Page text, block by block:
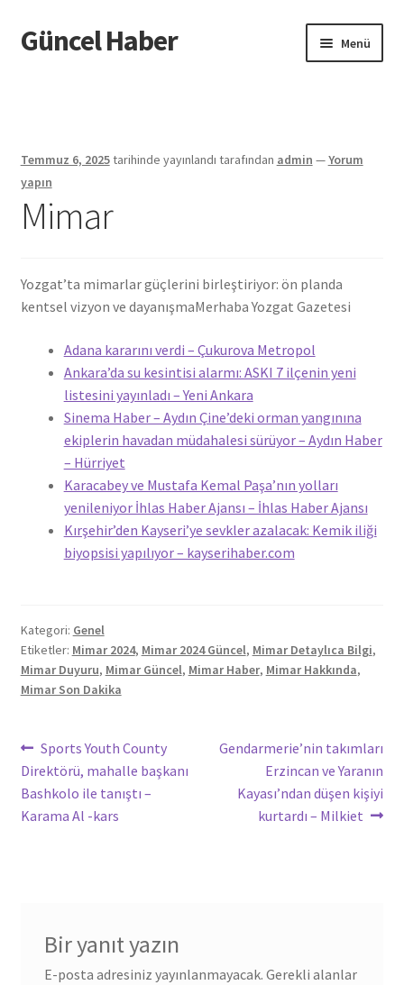
Dolaşıma
geç
İçeriğe
geç
Güncel Haber Menü
Temmuz 6, 2025tarihinde yayınlandı tarafından admin —Yorum
yapın
Mimar
Yozgat’ta mimarlar güçlerini birleştiriyor: ön planda
kentsel vizyon ve dayanışmaMerhaba Yozgat Gazetesi
Adana kararını verdi – Çukurova Metropol
Ankara’da su kesintisi alarmı: ASKI 7 ilçenin yeni
listesini yayınladı – Yeni Ankara
Sinema Haber – Aydın Çine’deki orman yangınına
ekiplerin havadan müdahalesi sürüyor – Aydın Haber
– Hürriyet
Karacabey ve Mustafa Kemal Paşa’nın yolları
yenileniyor İhlas Haber Ajansı – İhlas Haber Ajansı
Kırşehir’den Kayseri’ye sevkler azalacak: Kemik iliği
biyopsisi yapılıyor – kayserihaber.com
Kategori: Genel
Etiketler: Mimar 2024, Mimar 2024 Güncel, Mimar Detaylıca Bilgi,
Mimar Duyuru, Mimar Güncel, Mimar Haber, Mimar Hakkında,
Mimar Son Dakika
Yazı
gezinmesi
Önceki
yazı:
Sports Youth County
Direktörü, mahalle başkanı
Bashkolo ile tanıştı –
Karama Al -kars
Sonraki
Gendarmerie’nin takımları
Erzincan ve Yaranın
Kayası’ndan düşen kişiyi
kurtardı – Milkiet
Bir yanıt yazın
E-posta adresiniz yayınlanmayacak. Gerekli alanlar